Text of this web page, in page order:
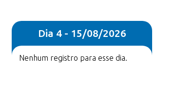
Dia 4 - 15/08/2026
Nenhum registro para esse dia.